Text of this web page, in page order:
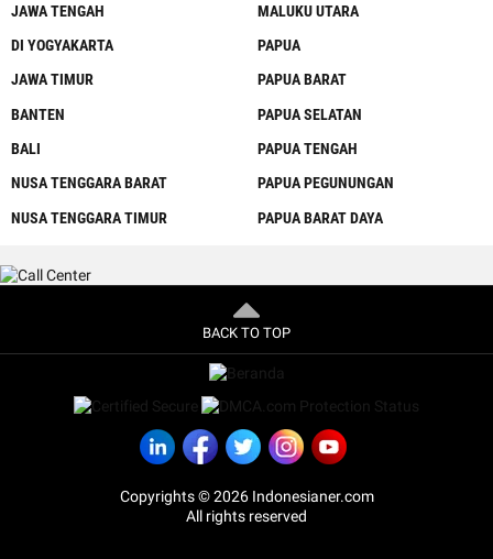
JAWA TENGAH
DI YOGYAKARTA
JAWA TIMUR
BANTEN
BALI
NUSA TENGGARA BARAT
NUSA TENGGARA TIMUR
MALUKU UTARA
PAPUA
PAPUA BARAT
PAPUA SELATAN
PAPUA TENGAH
PAPUA PEGUNUNGAN
PAPUA BARAT DAYA
BACK TO TOP
Copyrights © 2026 Indonesianer.com
All rights reserved